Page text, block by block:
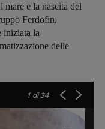
e la nascita del
Ferdofin,
iniziata la
delle
1 di 34